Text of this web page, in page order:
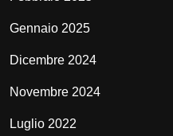
Gennaio 2025
Dicembre 2024
Novembre 2024
Luglio 2022